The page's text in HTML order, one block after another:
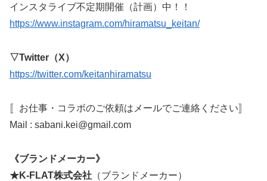
インスタライブ不定期開催（計画）中！！
https://www.instagram.com/hiramatsu_keitan/
▽Twitter（X）
https://twitter.com/keitanhiramatsu
〚お仕事・コラボのご依頼はメールでご連絡ください〛
Mail : sabani.kei@gmail.com
《ブランドメーカー》
★K-FLAT株式会社 （ブランドメーカー）